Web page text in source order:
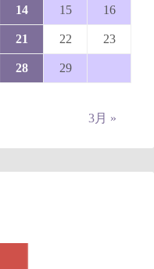
14 15 16
21 22 23
28 29
3月 »